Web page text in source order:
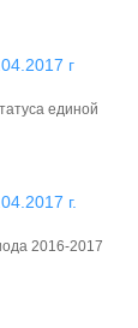
г
единой
г.
2016-2017